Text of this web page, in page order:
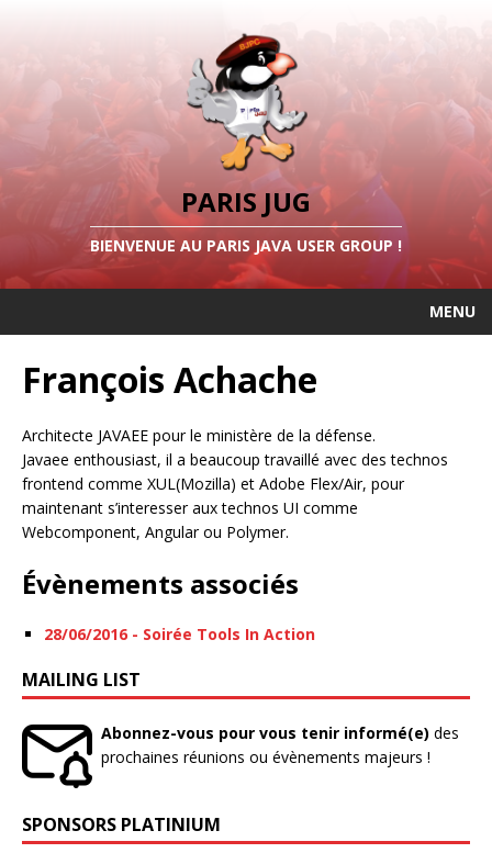
PARIS JUG
BIENVENUE AU PARIS JAVA USER GROUP !
MENU
François Achache
Architecte JAVAEE pour le ministère de la défense.
Javaee enthousiast, il a beaucoup travaillé avec des technos
frontend comme XUL(Mozilla) et Adobe Flex/Air, pour
maintenant s’interesser aux technos UI comme
Webcomponent, Angular ou Polymer.
Évènements associés
28/06/2016 - Soirée Tools In Action
MAILING LIST
Abonnez-vous pour vous tenir informé(e) des
prochaines réunions ou évènements majeurs !
SPONSORS PLATINIUM